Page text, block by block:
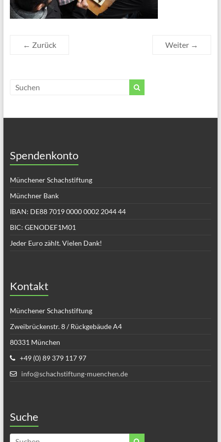
← Zurück Weiter →
Spendenkonto
Münchener Schachstiftung
Münchner Bank
IBAN: DE88 7019 0000 0002 2044 44
BIC: GENODEF1M01
Jeder Euro zählt. Vielen Dank!
Kontakt
Münchener Schachstiftung
Zweibrückenstr. 8 / Rückgebäude A4
80331 München
+49 (0) 89 379 117 97
info@schachstiftung-muenchen.de
Suche